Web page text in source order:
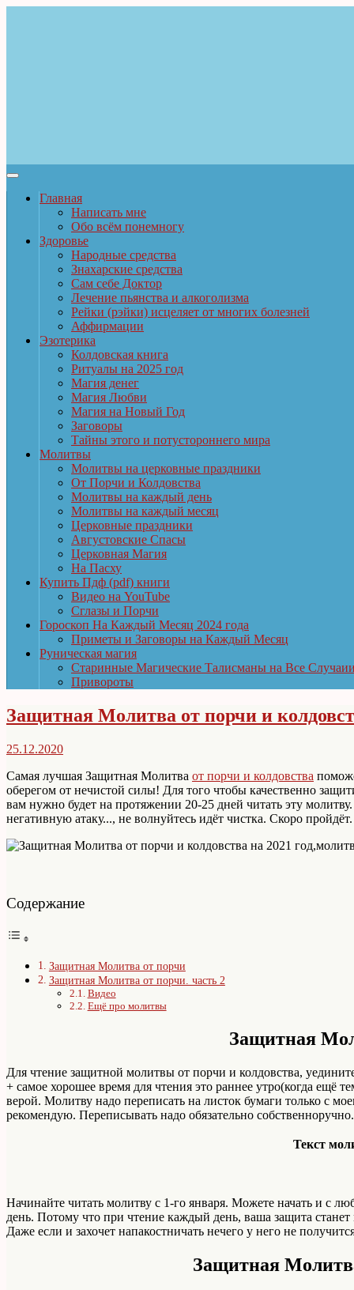
Главная
Написать мне
Обо всём понемногу
Здоровье
Народные средства
Знахарские средства
Сам себе Доктор
Лечение пьянства и алкоголизма
Рейки (рэйки) исцеляет от многих болезней
Аффирмации
Эзотерика
Колдовская книга
Ритуалы на 2025 год
Магия денег
Магия Любви
Магия на Новый Год
Заговоры
Тайны этого и потустороннего мира
Молитвы
Молитвы на церковные праздники
От Порчи и Колдовства
Молитвы на каждый день
Молитвы на каждый месяц
Церковные праздники
Августовские Спасы
Церковная Магия
На Пасху
Купить Пдф (pdf) книги
Видео на YouTube
Сглазы и Порчи
Гороскоп На Каждый Месяц 2024 года
Приметы и Заговоры на Каждый Месяц
Руническая магия
Старинные Магические Талисманы на Все
Привороты
Защитная Молитва от порчи и
25.12.2020
Самая лучшая Защитная Молитва от порчи и колдовства
оберегом от нечистой силы! Для того чтобы качественно
вам нужно будет на протяжении 20-25 дней читать эту
негативную атаку..., не волнуйтесь идёт чистка. Скоро пройдёт.
Содержание
Защитная Молитва от порчи
Защитная Молитва от порчи. часть 2
Видео
Ещё про молитвы
Защитная
Для чтение защитной молитвы от порчи и колдовства,
+ самое хорошее время для чтения это раннее утро(когда ещё
верой. Молитву надо переписать на листок бумаги только с
рекомендую. Переписывать надо обязательно собственноручно.
Текст
Начинайте читать молитву с 1-го января. Можете начать и с
день. Потому что при чтение каждый день, ваша защита
Даже если и захочет напакостничать нечего у него не
Защитная